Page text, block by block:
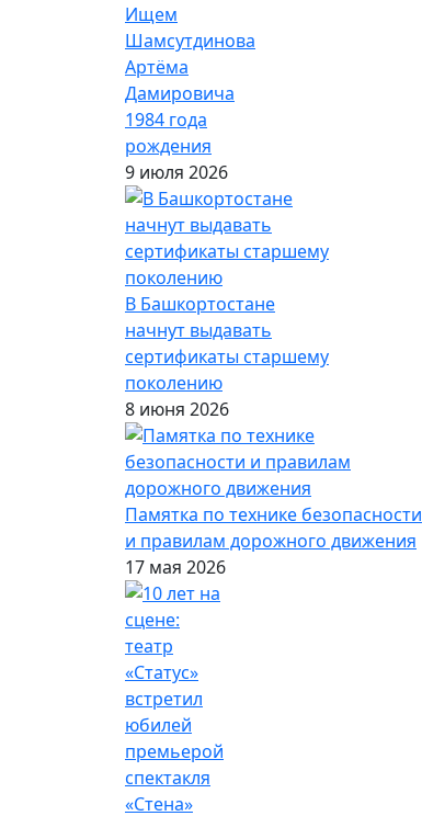
Ищем
Шамсутдинова
Артёма
Дамировича
1984 года
рождения
9 июля 2026
В Башкортостане
начнут выдавать
сертификаты старшему
поколению
8 июня 2026
Памятка по технике безопасности
и правилам дорожного движения
17 мая 2026